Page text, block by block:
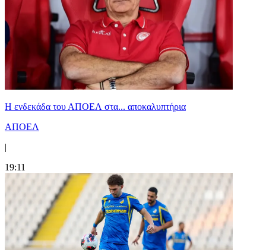
Η ενδεκάδα του ΑΠΟΕΛ στα... αποκαλυπτήρια
ΑΠΟΕΛ
|
19:11